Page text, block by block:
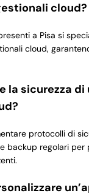
cloud?
a Pisa si
cloud,
la sicurezza di
protocolli di
backup regolari per